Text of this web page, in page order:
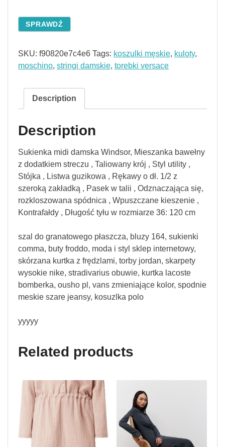
SPRAWDŹ
SKU: f90820e7c4e6 Tags: koszulki męskie, kuloty,
moschino, stringi damskie, torebki versace
Description
Description
Sukienka midi damska Windsor, Mieszanka bawełny
z dodatkiem streczu , Taliowany krój , Styl utility ,
Stójka , Listwa guzikowa , Rękawy o dł. 1/2 z
szeroką zakładką , Pasek w talii , Odznaczająca się,
rozkloszowana spódnica , Wpuszczane kieszenie ,
Kontrafałdy , Długość tyłu w rozmiarze 36: 120 cm
szal do granatowego płaszcza, bluzy 164, sukienki
comma, buty froddo, moda i styl sklep internetowy,
skórzana kurtka z frędzlami, torby jordan, skarpety
wysokie nike, stradivarius obuwie, kurtka lacoste
bomberka, ousho pl, vans zmieniające kolor, spodnie
meskie szare jeansy, kosuzlka polo
yyyyy
Related products